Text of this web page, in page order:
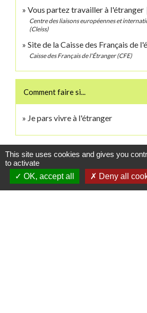
Vous partez travailler à l'étranger
Centre des liaisons européennes et
(Cleiss)
Site de la Caisse des Français de
Caisse des Français de l'Étranger (CFE)
Comment faire si...
Je pars vivre à l'étranger
Signaler une
This site uses cookies and gives you
to activate
OK, accept all
Deny all